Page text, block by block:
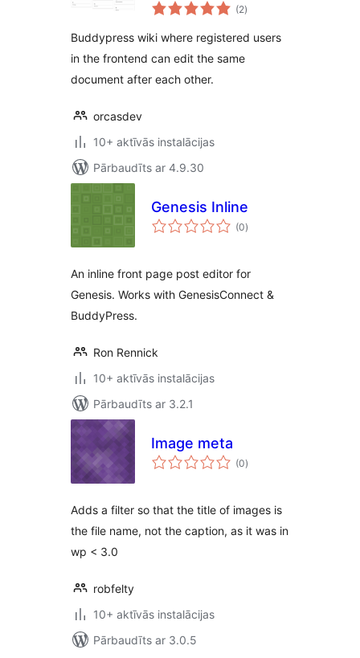
(2vērtējumu
kopsumma
)
Buddypress wiki where registered users
in the frontend can edit the same
document after each other.
orcasdev
10+ aktīvās instalācijas
Pārbaudīts ar 4.9.30
Genesis Inline
(0vērtējumu
kopsumma
)
An inline front page post editor for
Genesis. Works with GenesisConnect &
BuddyPress.
Ron Rennick
10+ aktīvās instalācijas
Pārbaudīts ar 3.2.1
Image meta
(0vērtējumu
kopsumma
)
Adds a filter so that the title of images is
the file name, not the caption, as it was in
wp < 3.0
robfelty
10+ aktīvās instalācijas
Pārbaudīts ar 3.0.5